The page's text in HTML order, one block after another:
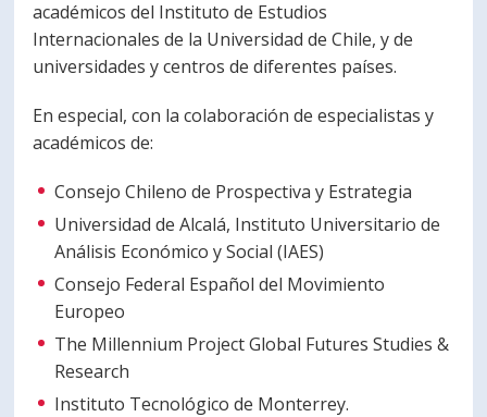
académicos del Instituto de Estudios
Internacionales de la Universidad de Chile, y de
universidades y centros de diferentes países.
En especial, con la colaboración de especialistas y
académicos de:
Consejo Chileno de Prospectiva y Estrategia
Universidad de Alcalá, Instituto Universitario de
Análisis Económico y Social (IAES)
Consejo Federal Español del Movimiento
Europeo
The Millennium Project Global Futures Studies &
Research
Instituto Tecnológico de Monterrey.